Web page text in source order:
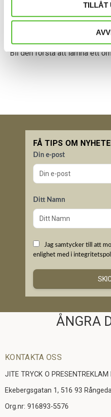
TILLÅT
Bli den första att lämna ett
FÅ TIPS OM
Din e-post
Ditt Namn
Jag samtycker till att
enlighet med i
ÅNGRA
KONTAKTA OSS
JITE TRYCK O PRESENTREKLAM
Ekebergsgatan 1, 516 93
Org.nr: 916893-5576